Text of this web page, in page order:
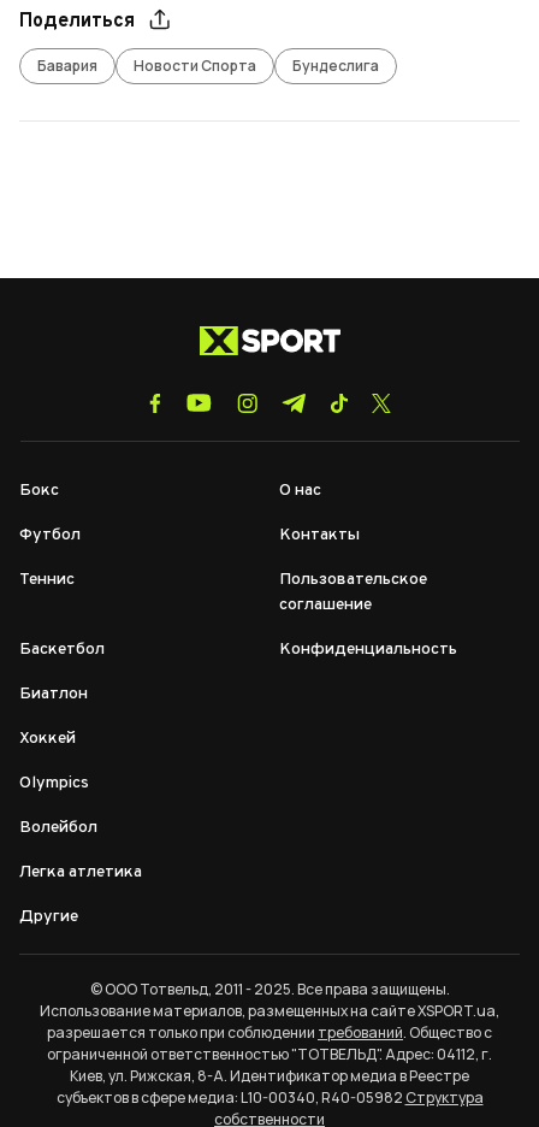
Поделиться
Бавария Новости Спорта Бундеслига
Бокс
Футбол
Теннис
Баскетбол
Биатлон
Хоккей
Olympics
Волейбол
Легка атлетика
Другие
О нас
Контакты
Пользовательское
соглашение
Конфиденциальность
© ООО Тотвельд, 2011 - 2025. Все права защищены.
Использование материалов, размещенных на сайте XSPORT.ua,
разрешается только при соблюдении требований. Общество с
ограниченной ответственностью "ТОТВЕЛЬД". Адрес: 04112, г.
Киев, ул. Рижская, 8-А. Идентификатор медиа в Реестре
субъектов в сфере медиа: L10-00340, R40-05982Структура
собственности